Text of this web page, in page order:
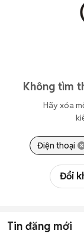
Không tìm
Hãy xóa
Điện thoại
Đổi
Tin đăng mới